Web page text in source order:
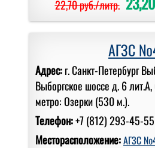
22,70 руб./литр.
АГЗС
Адрес:г. Санкт-Петербург
Выборгское шоссе д. 6
метро: Озерки (530 м.).
Телефон:+7 (812) 293-45-
Месторасположение:АГЗС